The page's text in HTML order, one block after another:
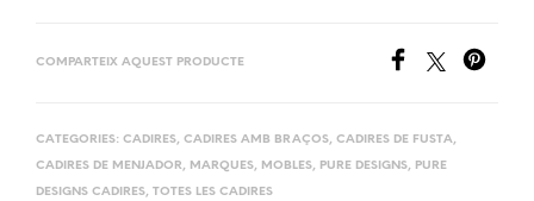
COMPARTEIX AQUEST PRODUCTE
CATEGORIES: CADIRES, CADIRES AMB BRAÇOS, CADIRES DE FUSTA,
CADIRES DE MENJADOR, MARQUES, MOBLES, PURE DESIGNS, PURE
DESIGNS CADIRES, TOTES LES CADIRES